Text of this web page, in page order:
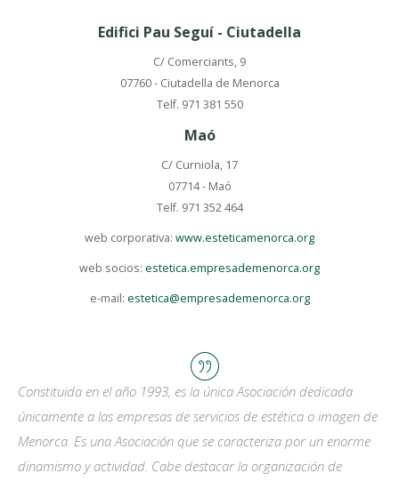
Edifici Pau Seguí - Ciutadella
C/ Comerciants, 9
07760 - Ciutadella de Menorca
Telf. 971 381 550
Maó
C/ Curniola, 17
07714 - Maó
Telf. 971 352 464
web corporativa: www.esteticamenorca.org
web socios: estetica.empresademenorca.org
e-mail: estetica@empresademenorca.org
Constituida en el año 1993, es la única Asociación dedicada
únicamente a las empresas de servicios de estética o imagen de
Menorca. Es una Asociación que se caracteriza por un enorme
dinamismo y actividad. Cabe destacar la organización de